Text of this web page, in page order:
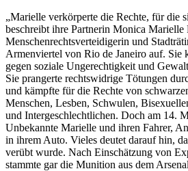
„Marielle verkörperte die Rechte, für die
beschreibt ihre Partnerin Monica Marielle
Menschenrechtsverteidigerin und
Armenviertel von Rio de Janeiro auf. Sie
gegen soziale Ungerechtigkeit und
Sie prangerte rechtswidrige Tötungen
und kämpfte für die Rechte von
Menschen, Lesben, Schwulen,
und Intergeschlechtlichen. Doch am 14.
Unbekannte Marielle und ihren Fahrer,
in ihrem Auto. Vieles deutet darauf hin,
verübt wurde. Nach Einschätzung von
stammte gar die Munition aus dem